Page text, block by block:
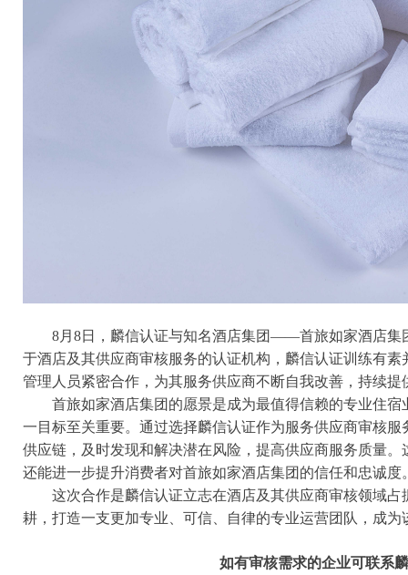
8月8日，麟信认证与知名酒店集团——首旅如家酒店集
于酒店及其供应商审核服务的认证机构，麟信认证训练有
管理人员紧密合作，为其服务供应商不断自我改善，持续
首旅如家酒店集团的愿景是成为最值得信赖的专业住宿
一目标至关重要。通过选择麟信认证作为服务供应商审核
供应链，及时发现和解决潜在风险，提高供应商服务质量
还能进一步提升消费者对首旅如家酒店集团的信任和忠诚
这次合作是麟信认证立志在酒店及其供应商审核领域占
耕，打造一支更加专业、可信、自律的专业运营团队，成为
如有审核需求的企业可联系